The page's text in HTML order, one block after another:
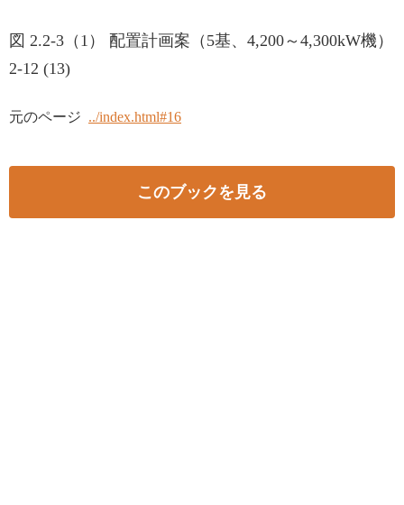
図 2.2-3（1） 配置計画案（5基、4,200～4,300kW機）
2-12 (13)
元のページ ../index.html#16
このブックを見る